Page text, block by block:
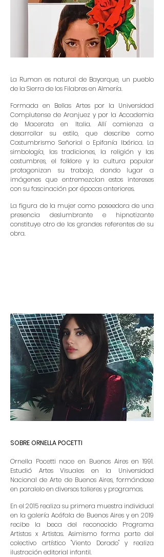
La Ruman es natural de Bayarque, un pueblo
de la Sierra de los Filabres en Almería.
Formada en Bellas Artes por la Universidad
Complutense de Aranjuez y por la Accademia
de Macerata en Italia. Allí comienza a
desarrollar su estilo, que describe como
Costumbrismo Señorial o Epifanía Ibérica. La
simbología, las tradiciones, la religión y las
costumbres, el folklore y la cultura popular
protagonizan su trabajo, dando lugar a
imágenes que entremezclan estos intereses
con su fascinación por épocas anteriores.
La figura de la mujer como poseedora de una
presencia deslumbrante e hipnotizante
constituye otro de los grandes referentes de su
obra.
SOBRE ORNELLA POCETTI
Ornella Pocetti nace en Buenos Aires en 1991.
Estudió Artes Visuales en la Universidad
Nacional de Arte de Buenos Aires, formándose
en paralelo en diversos talleres y programas.
En el 2015 realiza su primera muestra individual
en la galería Acéfala de Buenos Aires y en 2019
recibe la beca del reconocido Programa
Artistas x Artistas. Asimismo forma parte del
colectivo artístico "Viento Dorado" y realiza
ilustración editorial infantil.